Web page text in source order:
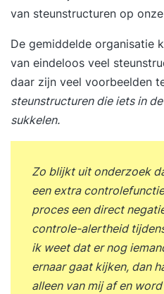
motiverender voor
zelfsturende of
Wanneer je
toepast leidt dit tot beter
bovendien leveren blijere
betere resultaat.
dagen in de
Training... Voel je je zeker om aan de slag te gaan
met zelforganisatie en
vorm van organiseren
organisatie past; Heb je
zelforganisatie en
Beschik je over
van steunstructuren op
De gemiddelde organisatie
van eindeloos veel
daar zijn veel voorbeelden
steunstructuren die iets in
sukkelen.
Zo blijkt uit onderzoek
een extra
proces een direct
controle-alertheid
ik weet dat er nog
ernaar gaat kijken, dan
alleen van mij af en